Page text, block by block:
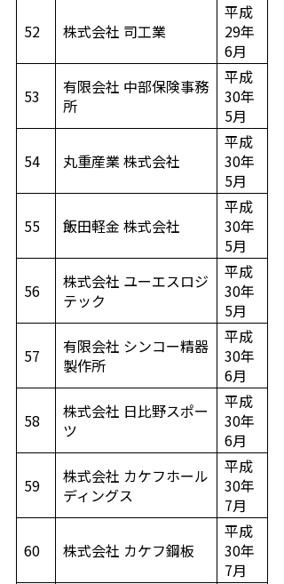
52 株式会社 司工業
平成
29年
6月
53
有限会社 中部保険事務
所
平成
30年
5月
54 丸重産業 株式会社
平成
30年
5月
55 飯田軽金 株式会社
平成
30年
5月
56
株式会社 ユーエスロジ
テック
平成
30年
5月
57
有限会社 シンコー精器
製作所
平成
30年
6月
58
株式会社 日比野スポー
ツ
平成
30年
6月
59
株式会社 カケフホール
ディングス
平成
30年
7月
60 株式会社 カケフ鋼板
平成
30年
7月